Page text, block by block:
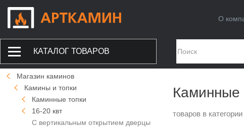
О
КАТАЛОГ ТОВАРОВ
Магазин каминов
Камины и топки
Каминные топки
16-20 квт
С вертикальным открытием дверцы
Каминные
товаров в